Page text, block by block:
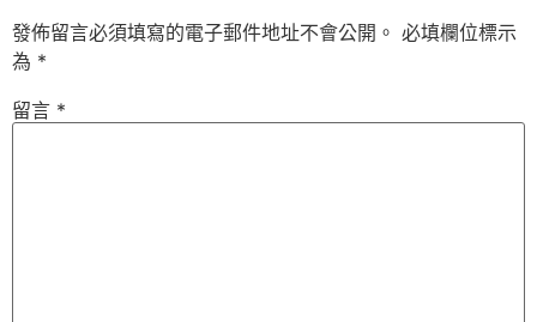
發佈留言必須填寫的電子郵件地址不會公開。 必填欄位標示
為 *
留言 *